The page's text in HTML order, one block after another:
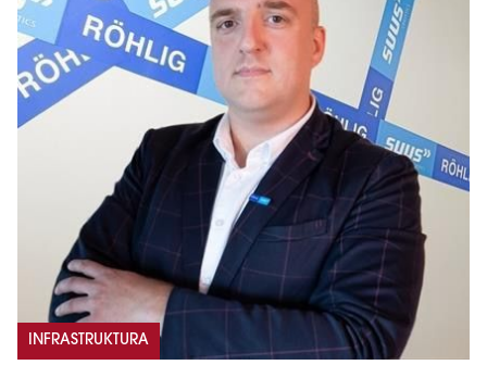
INFRASTRUKTURA